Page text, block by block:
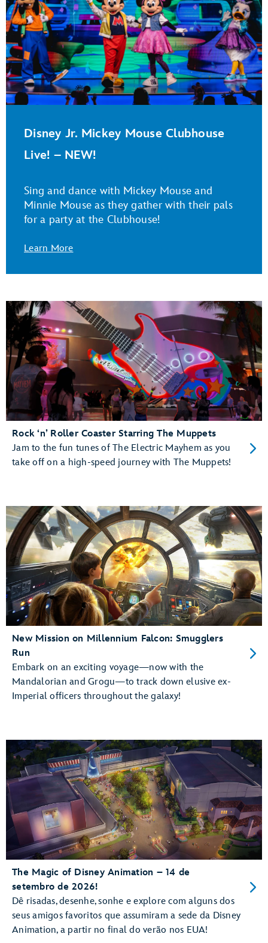
Disney Jr. Mickey Mouse Clubhouse
Live! – NEW!
Sing and dance with Mickey Mouse and
Minnie Mouse as they gather with their pals
for a party at the Clubhouse!
Learn More
Rock ‘n’ Roller Coaster Starring The Muppets
Jam to the fun tunes of The Electric Mayhem as you
take off on a high-speed journey with The Muppets!
New Mission on Millennium Falcon: Smugglers
Run
Embark on an exciting voyage—now with the
Mandalorian and Grogu—to track down elusive ex-
Imperial officers throughout the galaxy!
The Magic of Disney Animation – 14 de
setembro de 2026!
Dê risadas, desenhe, sonhe e explore com alguns dos
seus amigos favoritos que assumiram a sede da Disney
Animation, a partir no final do verão nos EUA!